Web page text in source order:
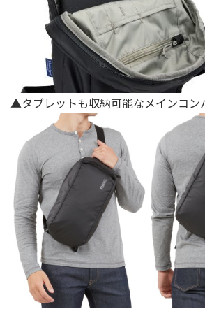
▲タブレットも収納可能なメインコン